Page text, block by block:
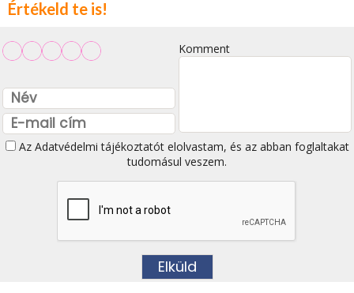
Értékeld te is!
Komment
Az Adatvédelmi tájékoztatótelolvastam, és az abban foglaltakat
tudomásul veszem.